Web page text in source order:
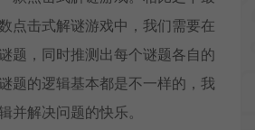
点击式解谜游戏中，我们需要在
题，同时推测出每个谜题各自的
题的逻辑基本都是不一样的，我
并解决问题的快乐。